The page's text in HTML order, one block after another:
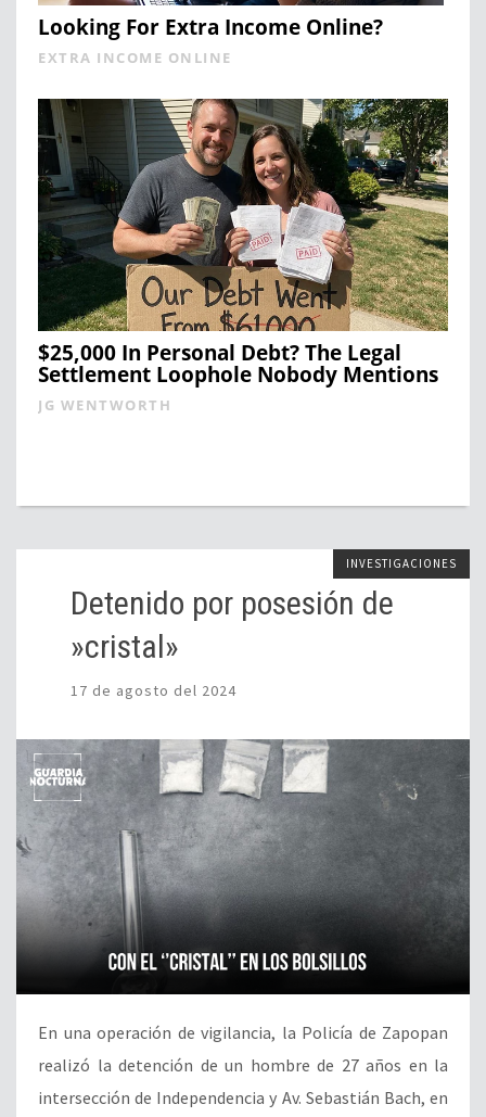
Looking For Extra Income Online?
EXTRA INCOME ONLINE
$25,000 In Personal Debt? The Legal
Settlement Loophole Nobody Mentions
JG WENTWORTH
INVESTIGACIONES
Detenido por posesión de
»cristal»
17 de agosto del 2024
En una operación de vigilancia, la Policía de Zapopan
realizó la detención de un hombre de 27 años en la
intersección de Independencia y Av. Sebastián Bach, en